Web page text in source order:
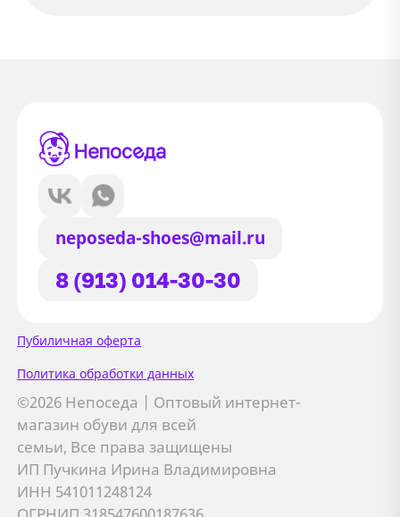
neposeda-shoes@mail.ru
8 (913) 014-30-30
Пубиличная оферта
Политика обработки данных
©2026 Непоседа | Оптовый интернет-
магазин обуви для всей
семьи, Все права защищены
ИП Пучкина Ирина Владимировна
ИНН 541011248124
Сайт использует файлы Cookie
Мы используем файлы cookie и
сторонние сервисы (Yandex.Metrica и
AppMetrica) для анализа трафика,
персонализации контента и улучшения
сайта.
Подробнее см. вПолитике обработки персональных
данных